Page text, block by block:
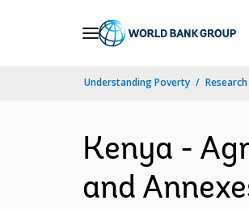
Understanding Poverty
Kenya -
and